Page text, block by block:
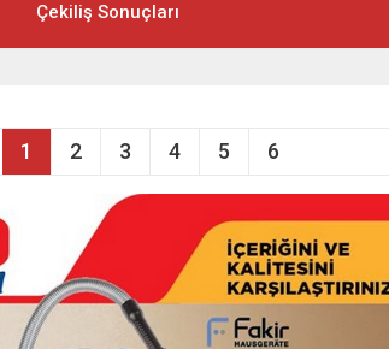
Çekiliş Sonuçları
1 2 3 4 5 6